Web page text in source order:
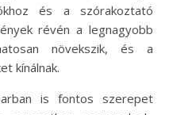
és a szórakoztató
révén a legnagyobb
növekszik, és a
kínálnak.
is fontos szerepet